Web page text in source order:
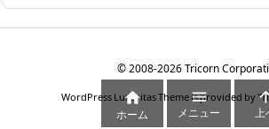
©2008-2026Tricorn
WordPress Luxeritas Theme is provided by "

ホーム

メニュー